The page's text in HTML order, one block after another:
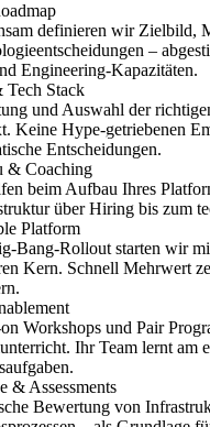
definieren wir Zielbild,
–
Engineering-Kapazitäten.
Stack
und Auswahl der
Keine Hype-getriebenen
Entscheidungen.
& Coaching
beim Aufbau Ihres
über Hiring bis zum
Platform
Bang-Rollout starten wir
Kern. Schnell Mehrwert
Workshops und Pair
Ihr Team lernt am
& Assessments
Bewertung von